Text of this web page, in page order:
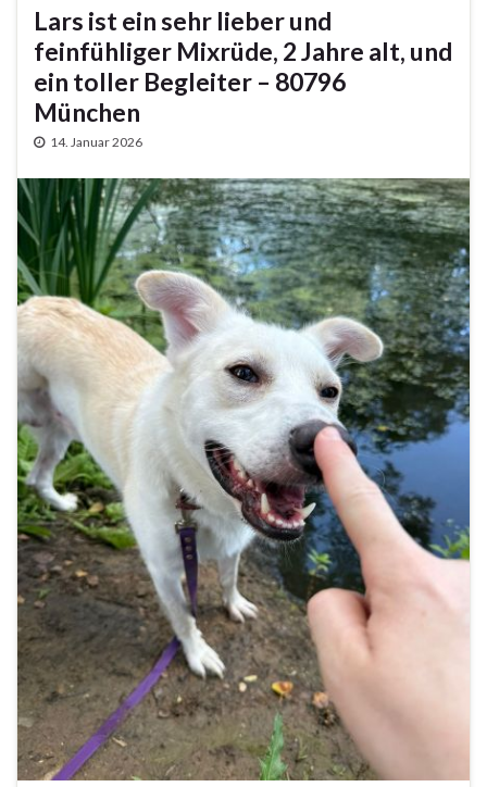
Lars ist ein sehr lieber und
feinfühliger Mixrüde, 2 Jahre alt, und
ein toller Begleiter – 80796
München
14. Januar 2026